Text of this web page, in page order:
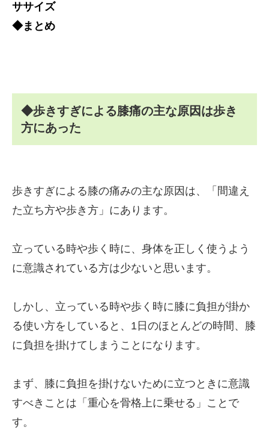
ササイズ
◆まとめ
◆歩きすぎによる膝痛の主な原因は歩き
方にあった
歩きすぎによる膝の痛みの主な原因は、「間違え
た立ち方や歩き方」にあります。
立っている時や歩く時に、身体を正しく使うよう
に意識されている方は少ないと思います。
しかし、立っている時や歩く時に膝に負担が掛か
る使い方をしていると、1日のほとんどの時間、膝
に負担を掛けてしまうことになります。
まず、膝に負担を掛けないために立つときに意識
すべきことは「重心を骨格上に乗せる」ことで
す。